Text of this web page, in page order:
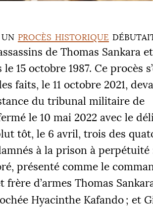
procès historique
de Thomas Sankara
15 octobre 1987. Ce procès
faits, le 11 octobre 2021,
du tribunal militaire de
le 10 mai 2022 avec le
tôt, le 6 avril, trois des
à la prison à perpétuité
présenté comme le
frère d’armes Thomas
Hyacinthe Kafando; et